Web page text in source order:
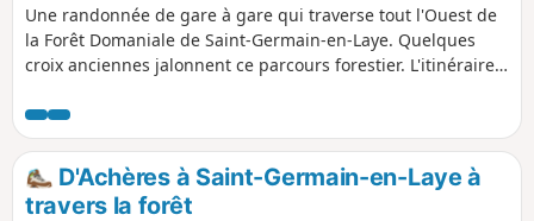
Une randonnée de gare à gare qui traverse tout l'Ouest de
la Forêt Domaniale de Saint-Germain-en-Laye. Quelques
croix anciennes jalonnent ce parcours forestier. L'itinéraire
Dame.
D'Achères à Saint-Germain-en-Laye à
travers la forêt